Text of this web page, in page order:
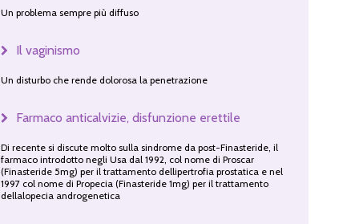
Un problema sempre più diffuso
Il vaginismo
Un disturbo che rende dolorosa la penetrazione
Farmaco anticalvizie, disfunzione erettile
Di recente si discute molto sulla sindrome da post-Finasteride, il
farmaco introdotto negli Usa dal 1992, col nome di Proscar
(Finasteride 5mg) per il trattamento dellipertrofia prostatica e nel
1997 col nome di Propecia (Finasteride 1mg) per il trattamento
dellalopecia androgenetica